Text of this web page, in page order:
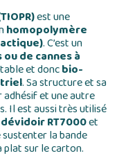
est une
homopolymère
. C’est un
ou de cannes à
et doncbio-
. Sa structure et sa
et une autre
Il est aussi très utilisé
dévidoirRT7000et
la bande
plat sur le carton.